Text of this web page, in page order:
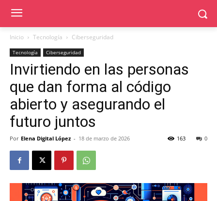
Inicio Tecnología Ciberseguridad
Tecnología Ciberseguridad
Invirtiendo en las personas
que dan forma al código
abierto y asegurando el
futuro juntos
Por Elena Digital López - 18 de marzo de 2026 0
163